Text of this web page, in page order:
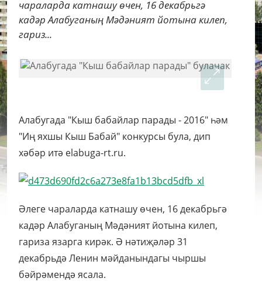
чараларда катнашу өчен, 16 декабрьгә
кадәр Алабуганың Мәдәният йотына килеп,
гариз...
Алабугада "Кыш бабайлар парады - 2016" һәм
"Иң яхшы Кыш Бабай" конкурсы була, дип
хәбәр итә elabuga-rt.ru.
Әлеге чараларда катнашу өчен, 16 декабрьгә
кадәр Алабуганың Мәдәният йотына килеп,
гариза язарга кирәк. Ә нәтиҗәләр 31
декабрьдә Ленин мәйданындагы чыршы
бәйрәмендә ясала.